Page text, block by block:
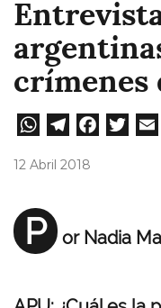
crímenes
W
A
pp
Te
m
Fa
12 Abril 2018
P or Nadia